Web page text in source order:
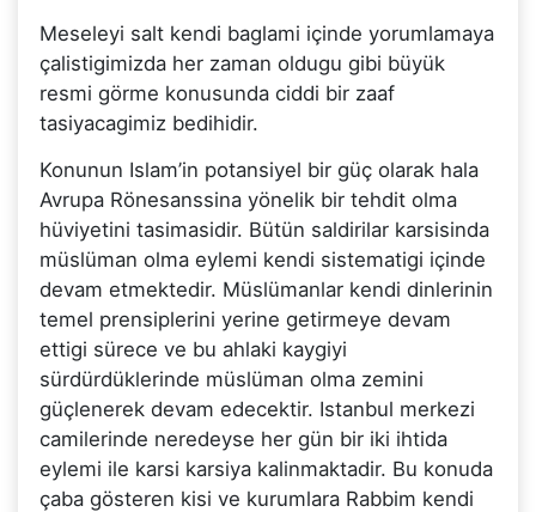
Meseleyi salt kendi baglami içinde yorumlamaya
çalistigimizda her zaman oldugu gibi büyük
resmi görme konusunda ciddi bir zaaf
tasiyacagimiz bedihidir.
Konunun Islam’in potansiyel bir güç olarak hala
Avrupa Rönesanssina yönelik bir tehdit olma
hüviyetini tasimasidir. Bütün saldirilar karsisinda
müslüman olma eylemi kendi sistematigi içinde
devam etmektedir. Müslümanlar kendi dinlerinin
temel prensiplerini yerine getirmeye devam
ettigi sürece ve bu ahlaki kaygiyi
sürdürdüklerinde müslüman olma zemini
güçlenerek devam edecektir. Istanbul merkezi
camilerinde neredeyse her gün bir iki ihtida
eylemi ile karsi karsiya kalinmaktadir. Bu konuda
çaba gösteren kisi ve kurumlara Rabbim kendi